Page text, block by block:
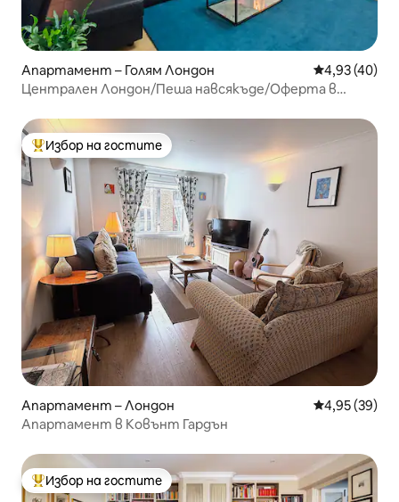
Апартамент – Голям Лондон Средна
4,93 (40)
Централен Лондон/Пеша навсякъде/Оферта в
Най-популярен избор на гостите
Избор на гостите
Апартамент – Лондон Средна
4,95 (39)
Апартамент в Ковънт Гардън
Най-популярен избор на гостите
Избор на гостите